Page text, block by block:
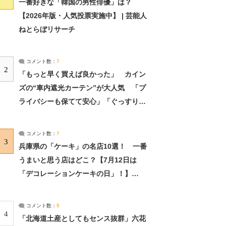
一番好きな「韓国の男性俳優」は？
【2026年版・人気投票実施中】 | 芸能人
ねとらぼリサーチ
2
コメント数： 7
「もっと早く買えば良かった」 カイン
ズの“車内遮光カーテン”が大人気 「プ
ライバシーも保てて安心」「ぐっすり眠
3
コメント数： 7
兵庫県の「ケーキ」の名店10選！ 一番
うまいと思う店はどこ？【7月12日は
「デコレーションケーキの日」！】
4
コメント数： 5
「北海道土産としてもセンス抜群」六花